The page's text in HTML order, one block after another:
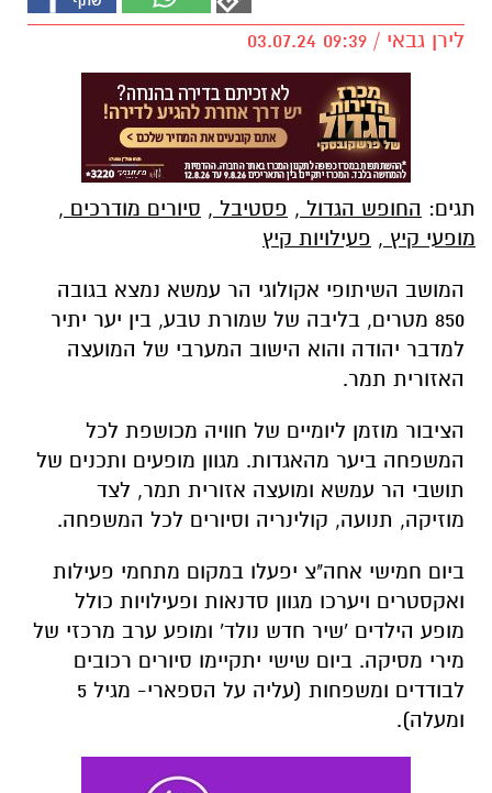
לירן גבאי / 09:39 03.07.24
תגים: החופש הגדול , פסטיבל , סיורים מודרכים ,
מופעי קיץ , פעילויות קיץ
המושב השיתופי אקולוגי הר עמשא נמצא בגובה
850 מטרים, בליבה של שמורת טבע, בין יער יתיר
למדבר יהודה והוא הישוב המערבי של המועצה
האזורית תמר.
הציבור מוזמן ליומיים של חוויה מכושפת לכל
המשפחה ביער מהאגדות. מגוון מופעים ותכנים של
תושבי הר עמשא ומועצה אזורית תמר, לצד
מוזיקה, תנועה, קולינריה וסיורים לכל המשפחה.
ביום חמישי אחה"צ יפעלו במקום מתחמי פעילות
ואקסטרים ויערכו מגוון סדנאות ופעילויות כולל
מופע הילדים 'שיר חדש נולד' ומופע ערב מרכזי של
מירי מסיקה. ביום שישי יתקיימו סיורים רכובים
לבודדים ומשפחות (עליה על הספארי- מגיל 5
ומעלה).